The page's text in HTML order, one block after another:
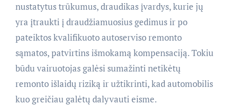
nustatytus trūkumus, draudikas įvardys, kurie jų
yra įtraukti į draudžiamuosius gedimus ir po
pateiktos kvalifikuoto autoserviso remonto
sąmatos, patvirtins išmokamą kompensaciją. Tokiu
būdu vairuotojas galėsi sumažinti netikėtų
remonto išlaidų riziką ir užtikrinti, kad automobilis
kuo greičiau galėtų dalyvauti eisme.